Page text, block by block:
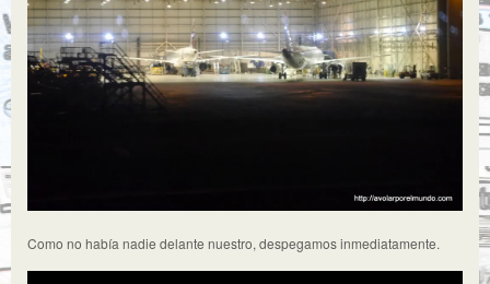
Como no había nadie delante nuestro, despegamos inmediatamente.